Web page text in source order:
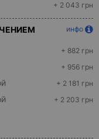
+ 2 043 грн
инфо
+ 882 грн
+ 956 грн
+ 2 181 грн
+ 2 203 грн